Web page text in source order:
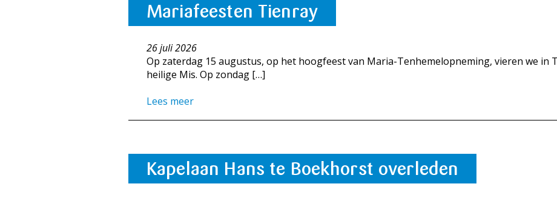
Mariafeesten Tienray
26 juli 2026
Op zaterdag 15 augustus, op het hoogfeest van Maria-Tenhemelopneming, vieren we in
heilige Mis. Op zondag […]
Lees meer
Kapelaan Hans te Boekhorst overleden